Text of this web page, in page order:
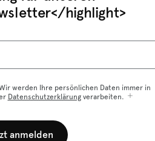
highlight>
werden Ihre persönlichen Daten immer in
Datenschutzerklärungverarbeiten.
anmelden